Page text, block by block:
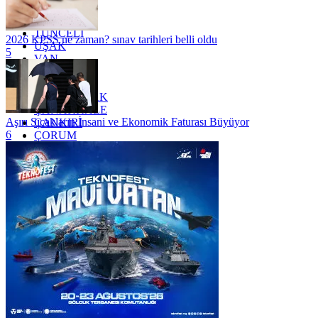
TOKAT
TRABZON
TUNCELİ
UŞAK
VAN
YALOVA
YOZGAT
ZONGULDAK
ÇANAKKALE
ÇANKIRI
ÇORUM
İSTANBUL
İZMİR
ŞANLIURFA
ŞIRNAK
2026 KPSS ne zaman? sınav tarihleri belli oldu
5
Aşırı Sıcakların İnsani ve Ekonomik Faturası Büyüyor
6